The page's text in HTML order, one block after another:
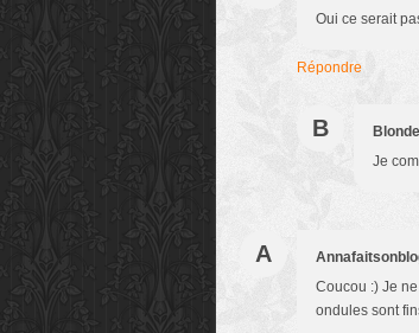
Oui ce serait
Répondre
B
Je
A
Coucou :) Je
ondules sont